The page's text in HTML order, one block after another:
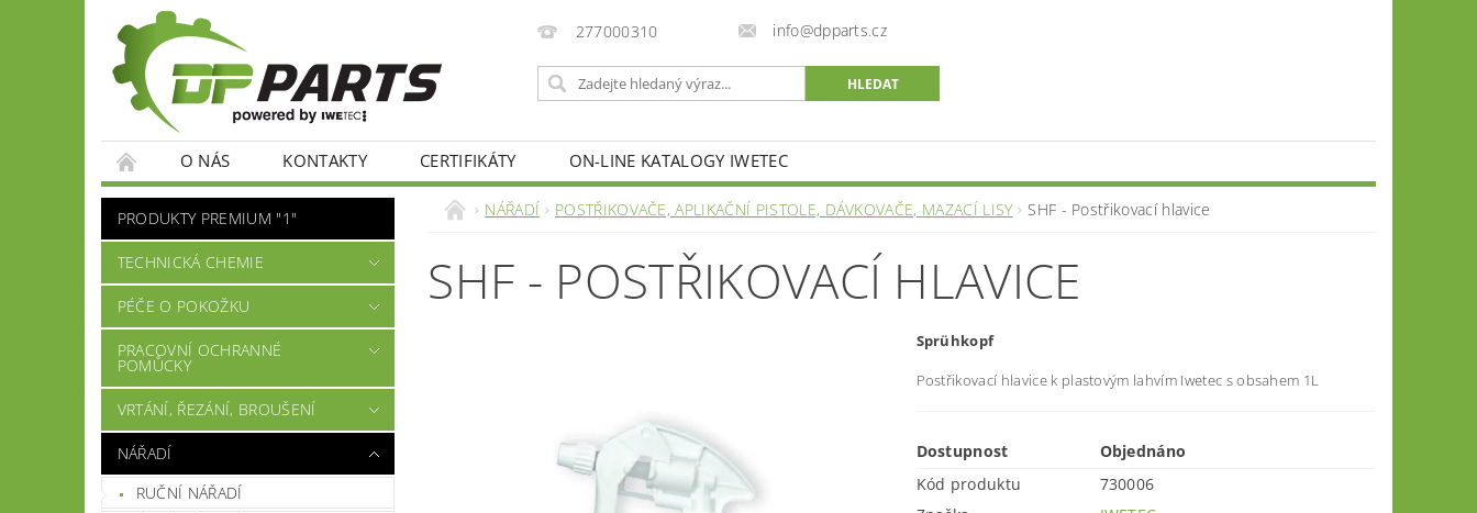
277000310 info@dpparts.cz
O NÁS KONTAKTY CERTIFIKÁTY ON-LINE KATALOGY IWETEC
PRODUKTY PREMIUM "1"
TECHNICKÁ CHEMIE
PÉČE O POKOŽKU
PRACOVNÍ OCHRANNÉ
POMŮCKY
VRTÁNÍ, ŘEZÁNÍ, BROUŠENÍ
NÁŘADÍ
RUČNÍ NÁŘADÍ
NÁŘADÍ POSTŘIKOVAČE, APLIKAČNÍ PISTOLE, DÁVKOVAČE, MAZACÍ LISY SHF - Postřikovací hlavice
SHF - POSTŘIKOVACÍ HLAVICE
Sprühkopf
Postřikovací hlavice k plastovým lahvím Iwetec s obsahem 1L
Dostupnost
Objednáno
Kód produktu
730006